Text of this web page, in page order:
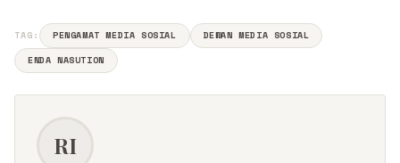
TAG: PENGAMAT MEDIA SOSIAL
DEWAN MEDIA SOSIAL
ENDA NASUTION
RI